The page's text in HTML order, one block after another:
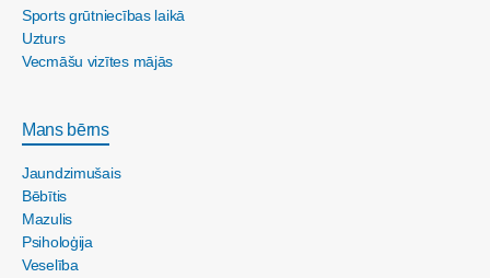
Sports grūtniecības laikā
Uzturs
Vecmāšu vizītes mājās
Mans bērns
Jaundzimušais
Bēbītis
Mazulis
Psiholoģija
Veselība